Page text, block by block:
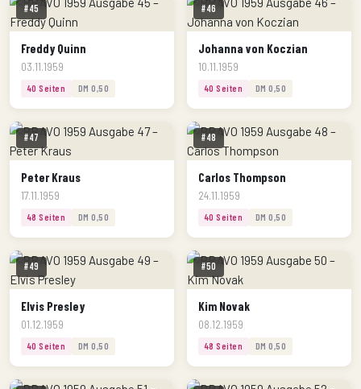
#45
Freddy Quinn
03.11.1959
40 Seiten DM 0,50
#46
Johanna von Koczian
10.11.1959
40 Seiten DM 0,50
#47
Peter Kraus
17.11.1959
48 Seiten DM 0,50
#48
Carlos Thompson
24.11.1959
40 Seiten DM 0,50
#49
Elvis Presley
01.12.1959
40 Seiten DM 0,50
#50
Kim Novak
08.12.1959
48 Seiten DM 0,50